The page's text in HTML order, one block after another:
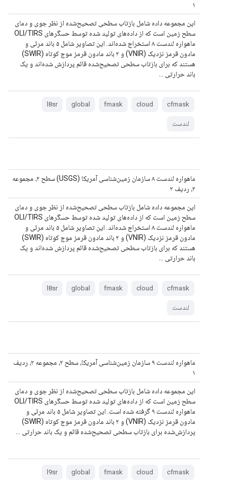
۱
این مجموعه داده شامل بازتاب سطحی تصحیح‌شده از نظر جوی و دمای
سطح زمین است که از داده‌های تولید شده توسط حسگرهای OLI/TIRS
ماهواره لندست ۸ استخراج شده‌اند. این تصاویر شامل ۵ باند مرئی و
مادون قرمز نزدیک (VNIR) و ۲ باند مادون قرمز موج کوتاه (SWIR)
هستند که برای بازتاب سطحی تصحیح‌شده قائم پردازش شده‌اند و یک
باند حرارتی ...
cfmask
cloud
fmask
global
l8sr
لندست
ماهواره لندست ۸ سازمان زمین‌شناسی آمریکا (USGS) سطح ۲، مجموعه
۲، ردیف ۲
این مجموعه داده شامل بازتاب سطحی تصحیح‌شده از نظر جوی و دمای
سطح زمین است که از داده‌های تولید شده توسط حسگرهای OLI/TIRS
ماهواره لندست ۸ استخراج شده‌اند. این تصاویر شامل ۵ باند مرئی و
مادون قرمز نزدیک (VNIR) و ۲ باند مادون قرمز موج کوتاه (SWIR)
هستند که برای بازتاب سطحی تصحیح‌شده قائم پردازش شده‌اند و یک
باند حرارتی ...
cfmask
cloud
fmask
global
l8sr
لندست
ماهواره لندست ۹ سازمان زمین‌شناسی آمریکا، سطح ۲، مجموعه ۲، ردیف
۱
این مجموعه داده شامل بازتاب سطحی تصحیح‌شده از نظر جوی و دمای
سطح زمین است که از داده‌های تولید شده توسط حسگرهای OLI/TIRS
ماهواره لندست ۹ گرفته شده است. این تصاویر شامل ۵ باند مرئی و
مادون قرمز نزدیک (VNIR) و ۲ باند مادون قرمز موج کوتاه (SWIR)
پردازش‌شده برای بازتاب سطحی تصحیح‌شده قائم و یک باند حرارتی ...
cfmask
cloud
fmask
global
l9sr